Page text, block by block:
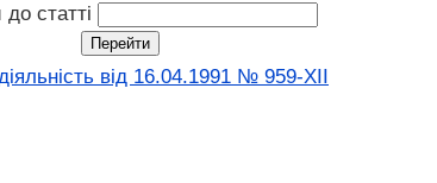
статті
від 16.04.1991 № 959-XII